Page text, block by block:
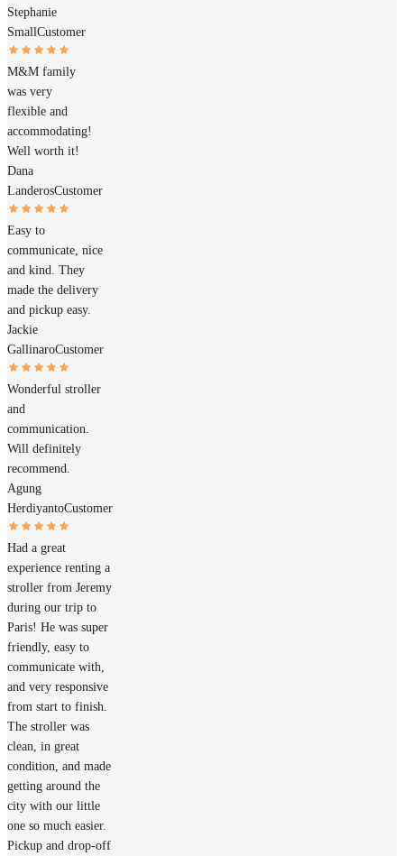
Stephanie
SmallCustomer
M&M family
was very
flexible and
accommodating!
Well worth it!
Dana
LanderosCustomer
Easy to
communicate, nice
and kind. They
made the delivery
and pickup easy.
Jackie
GallinaroCustomer
Wonderful stroller
and
communication.
Will definitely
recommend.
Agung
HerdiyantoCustomer
Had a great
experience renting a
stroller from Jeremy
during our trip to
Paris! He was super
friendly, easy to
communicate with,
and very responsive
from start to finish.
The stroller was
clean, in great
condition, and made
getting around the
city with our little
one so much easier.
Pickup and drop-off